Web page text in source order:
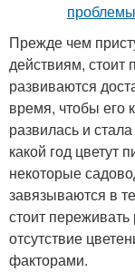
Прежде чем
действиям, стоит
развиваются
время, чтобы его
развилась и
какой год цветут
некоторые
завязываются в
стоит
отсутствие
факторами.